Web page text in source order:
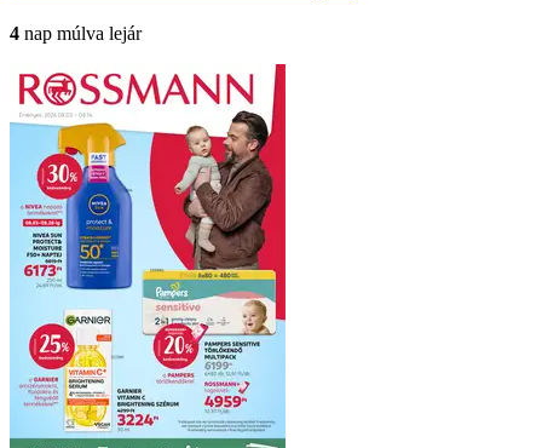
4 nap múlva lejár